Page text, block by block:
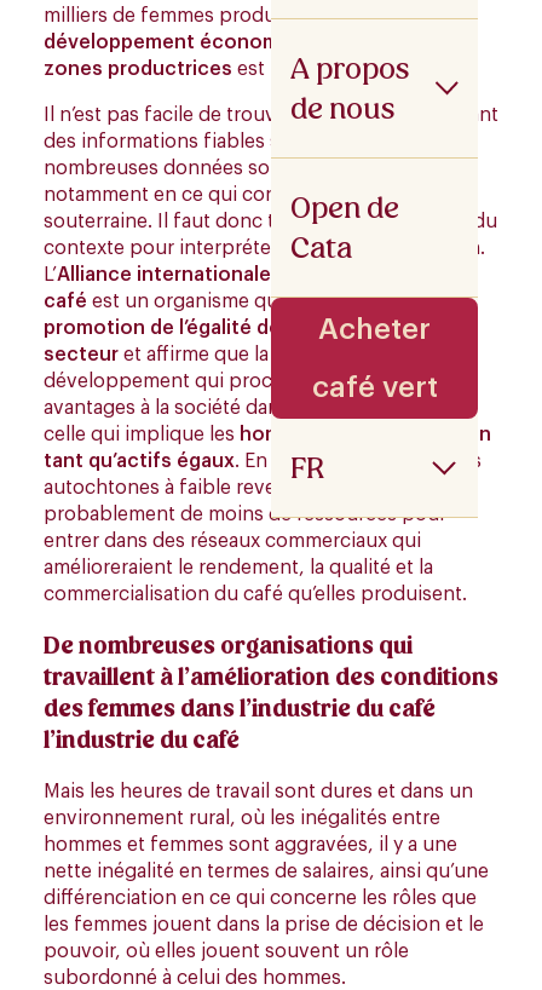
A propos
de nous
Open de
Cata
Acheter
café vert
FR
milliers de femmes productrices de café, le
développement économique et social de ces
zones productrices est favorisé.
Il n’est pas facile de trouver des études contenant
des informations fiables sur ce sujet. De
nombreuses données sont difficiles à collecter,
notamment en ce qui concerne l’économie
souterraine. Il faut donc toujours tenir compte du
contexte pour interpréter ce type d’information.
L’Alliance internationale des femmes pour le
café est un organisme qui se consacre à la
promotion de l’égalité des sexes dans le
secteur et affirme que la stratégie de
développement qui procure les meilleurs
avantages à la société dans son ensemble est
celle qui implique les hommes et les femmes en
tant qu’actifs égaux. En outre, les productrices
autochtones à faible revenu disposent
probablement de moins de ressources pour
entrer dans des réseaux commerciaux qui
amélioreraient le rendement, la qualité et la
commercialisation du café qu’elles produisent.
De nombreuses organisations qui
travaillent à l’amélioration des conditions
des femmes dans l’industrie du café
l’industrie du café
Mais les heures de travail sont dures et dans un
environnement rural, où les inégalités entre
hommes et femmes sont aggravées, il y a une
nette inégalité en termes de salaires, ainsi qu’une
différenciation en ce qui concerne les rôles que
les femmes jouent dans la prise de décision et le
pouvoir, où elles jouent souvent un rôle
subordonné à celui des hommes.